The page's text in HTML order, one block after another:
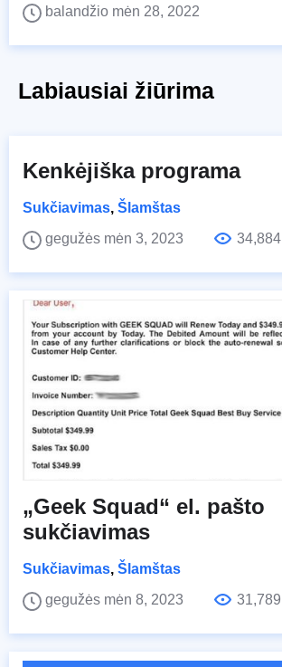
balandžio mėn 28, 2022
Labiausiai žiūrima
Kenkėjiška programa
Sukčiavimas, Šlamštas
gegužės mėn 3, 2023
34,884
„Geek Squad“ el. pašto
sukčiavimas
Sukčiavimas, Šlamštas
gegužės mėn 8, 2023
31,789